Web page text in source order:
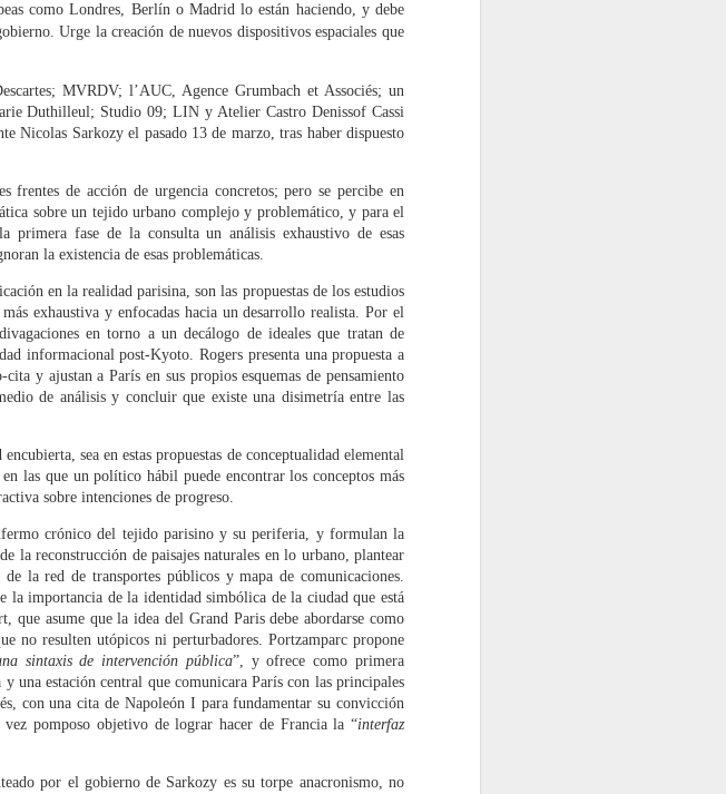
como Londres, Berlín o Madrid lo están haciendo, y debe
Urge la creación de nuevos dispositivos espaciales que
MVRDV; l’AUC, Agence Grumbach et Associés; un
Duthilleul; Studio 09; LIN y Atelier Castro Denissof Cassi
Nicolas Sarkozy el pasado 13 de marzo, tras haber dispuesto
frentes de acción de urgencia concretos; pero se percibe en
sobre un tejido urbano complejo y problemático, y para el
primera fase de la consulta un análisis exhaustivo de esas
la existencia de esas problemáticas.
en la realidad parisina, son las propuestas de los estudios
exhaustiva y enfocadas hacia un desarrollo realista. Por el
en torno a un decálogo de ideales que tratan de
informacional post-Kyoto. Rogers presenta una propuesta a
y ajustan a París en sus propios esquemas de pensamiento
de análisis y concluir que existe una disimetría entre las
sea en estas propuestas de conceptualidad elemental
las que un político hábil puede encontrar los conceptos más
sobre intenciones de progreso.
crónico del tejido parisino y su periferia, y formulan la
la reconstrucción de paisajes naturales en lo urbano, plantear
la red de transportes públicos y mapa de comunicaciones.
la importancia de la identidad simbólica de la ciudad que está
asume que la idea del Grand Paris debe abordarse como
no resulten utópicos ni perturbadores. Portzamparc propone
sintaxis de intervención pública”, y ofrece como primera
una estación central que comunicara París con las principales
con una cita de Napoleón I para fundamentar su convicción
pomposo objetivo de lograr hacer de Francia la “interfaz
por el gobierno de Sarkozy es su torpe anacronismo, no
LA VIGA EN EL OJO.
en (hemos hecho) una
saturada de
frivolidades, gurús
y falsos mesías, y esto nos ha
de vacío. En la llaga de
confusión, estos textos
quieren poner en duda muchas de
estructuras en que parecen
tranquilizadoras de los
tiempos.
estas opiniones que aquí
adherirse ciegamente a nada o a
Nada.
JAN IDIOCRACIA (I y II)
originalmente en el blog La
viga en el ojo
I
Eva Franch dejó caer estas
palabras durante su discurso de
presentación de la última edición
del Foro Arquia/Próxima, del que
que me gusta pensar es que
hemos llegado temprano. En
estos meses, días, estoy
intentando desarrollar una teoría
de la tempraneidad».
la construcción y componentes
del discurso hablado y escrito.
WRIGHT FUE EL
DEL SIGLO
sobre Frank Lloyd Wright,
reflejaban entre sí como
de cuartos
modo, en la
INVENTANDO UN
ético y estético», Luís
Architect is Present en
que ésta supone una
que presentó en esa
a The Artist is Present,
celebrada en el MoMA
EL